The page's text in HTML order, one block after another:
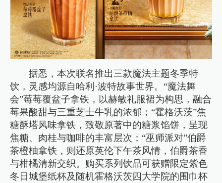
据悉，本次联名推出三款魔法主题冬季特
饮，灵感均源自哈利·波特故事世界。“魔法舞
会”莓莓覆盆子拿铁，以赫敏礼服裙为构思，融合
莓果酸甜与三重芝士牛乳的浓郁；“霍格沃茨”焦
糖酥塔风味拿铁，致敬原著中的糖浆馅饼，呈现
焦糖、肉桂与咖啡的丰富层次；“巫师派对”伯爵
茶橙柚拿铁，则还原英伦下午茶风情，伯爵茶香
与柑橘清新交织。购买系列饮品可获赠限定紫色
冬日城堡纸杯及随机霍格沃茨四大学院的围巾杯